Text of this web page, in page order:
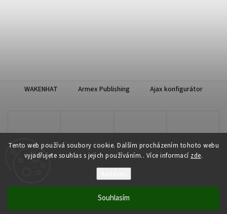
Tento web používá soubory cookie. Dalším procházením tohoto webu
vyjadřujete souhlas s jejich používáním.. Více informací zde.
Souhlasím
WAKENHAT Armex Publishing Ajax konfigurátor
WAKENHAT e-shop. Všechna práva vyhrazena.